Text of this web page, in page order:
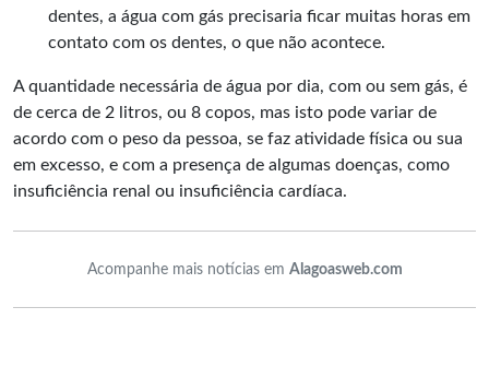
dentes, a água com gás precisaria ficar muitas horas em
contato com os dentes, o que não acontece.
A quantidade necessária de água por dia, com ou sem gás, é
de cerca de 2 litros, ou 8 copos, mas isto pode variar de
acordo com o peso da pessoa, se faz atividade física ou sua
em excesso, e com a presença de algumas doenças, como
insuficiência renal ou insuficiência cardíaca.
Acompanhe mais notícias em Alagoasweb.com